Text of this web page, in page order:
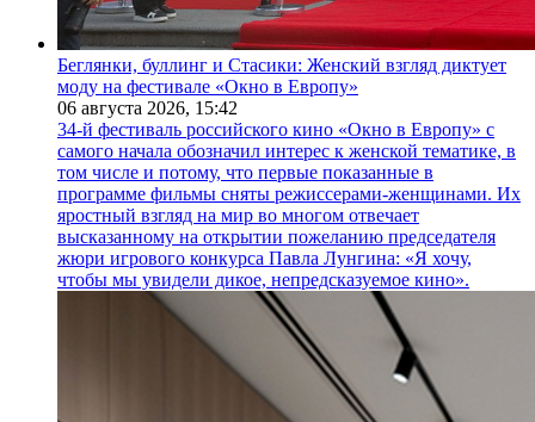
Беглянки, буллинг и Стасики: Женский взгляд диктует
моду на фестивале «Окно в Европу»
06 августа 2026, 15:42
34-й фестиваль российского кино «Окно в Европу» с
самого начала обозначил интерес к женской тематике, в
том числе и потому, что первые показанные в
программе фильмы сняты режиссерами-женщинами. Их
яростный взгляд на мир во многом отвечает
высказанному на открытии пожеланию председателя
жюри игрового конкурса Павла Лунгина: «Я хочу,
чтобы мы увидели дикое, непредсказуемое кино».